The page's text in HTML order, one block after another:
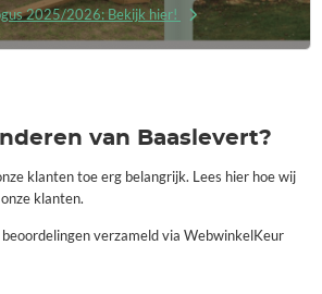
2025/2026: Bekijk hier!
van Baaslevert?
klanten toe erg belangrijk. Lees hier hoe wij
klanten.
verzameld via WebwinkelKeur